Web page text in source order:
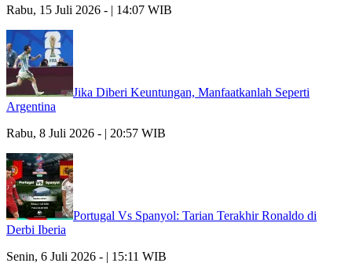
Rabu, 15 Juli 2026 - | 14:07 WIB
Jika Diberi Keuntungan, Manfaatkanlah Seperti
Argentina
Rabu, 8 Juli 2026 - | 20:57 WIB
Portugal Vs Spanyol: Tarian Terakhir Ronaldo di
Derbi Iberia
Senin, 6 Juli 2026 - | 15:11 WIB